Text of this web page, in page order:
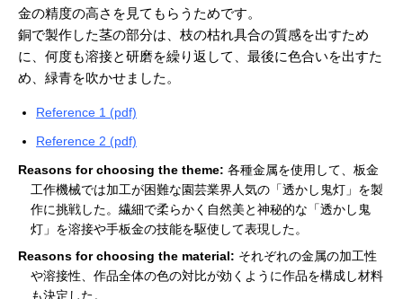
金の精度の高さを見てもらうためです。
銅で製作した茎の部分は、枝の枯れ具合の質感を出すため
に、何度も溶接と研磨を繰り返して、最後に色合いを出すた
め、緑青を吹かせました。
Reference 1 (pdf)
Reference 2 (pdf)
Reasons for choosing the theme: 各種金属を使用して、板金
工作機械では加工が困難な園芸業界人気の「透かし鬼灯」を製
作に挑戦した。繊細で柔らかく自然美と神秘的な「透かし鬼
灯」を溶接や手板金の技能を駆使して表現した。
Reasons for choosing the material: それぞれの金属の加工性
や溶接性、作品全体の色の対比が効くように作品を構成し材料
も決定した。